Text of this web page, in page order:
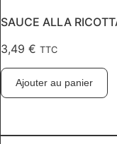
SAUCE ALLA
3,49 € TTC
Ajouter au panier